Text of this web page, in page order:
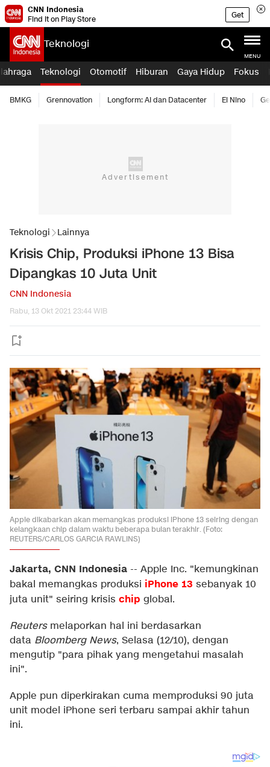
CNN Indonesia
Find it on Play Store
Get
Teknologi
MENU
Teknologi Otomotif Hiburan Gaya Hidup Fokus
BMKG Grennovation Longform: AI dan Datacenter El Nino
Teknologi Lainnya
Krisis Chip, Produksi iPhone 13 Bisa
Dipangkas 10 Juta Unit
CNN Indonesia
Rabu, 13 Okt 2021 23:44 WIB
Apple dikabarkan akan memangkas produksi iPhone 13 seiring dengan
kelangkaan chip dalam waktu beberapa bulan terakhir. (Foto:
REUTERS/CARLOS GARCIA RAWLINS)
Jakarta, CNN Indonesia -- Apple Inc. "kemungkinan
bakal memangkas produksi iPhone 13 sebanyak 10
juta unit" seiring krisis chip global.
Reutersmelaporkan hal ini berdasarkan
data Bloomberg News, Selasa (12/10), dengan
mengutip "para pihak yang mengetahui masalah
ini".
Apple pun diperkirakan cuma memproduksi 90 juta
unit model iPhone seri terbaru sampai akhir tahun
ini.